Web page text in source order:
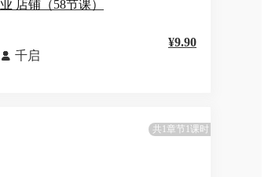
业 店铺（58节课）
 千启
¥9.90
共1章节1课时